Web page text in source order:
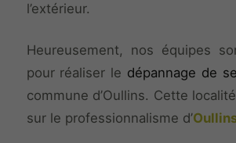
l’extérieur.
Heureusement, nos équipes
pour réaliser le dépannage de
commune d’Oullins. Cette
sur le professionnalisme d’